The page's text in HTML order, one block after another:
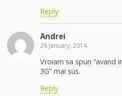
Reply
Andrei
28 January, 2014
Vroiam sa spun “avand
3G” mai sus.
Reply